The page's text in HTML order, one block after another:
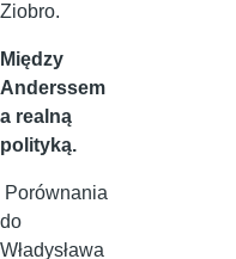
Ziobro.
Między
Anderssem
a realną
polityką.
Porównania
do
Władysława